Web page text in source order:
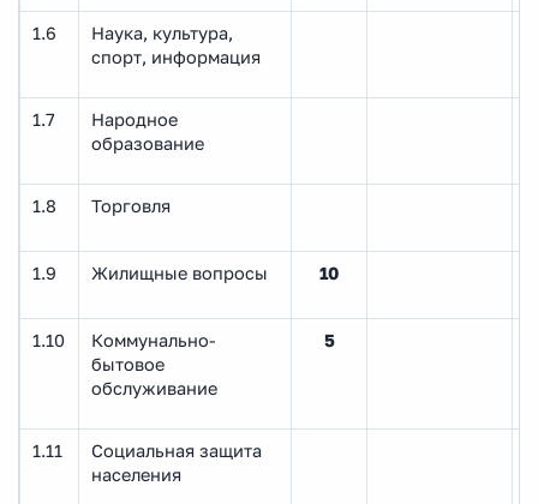
1.6
Наука, культура,
спорт, информация
1.7
Народное
образование
1.8 Торговля
1.9 Жилищные вопросы 10
1.10
Коммунально-
бытовое
обслуживание
5
1.11
Социальная защита
населения